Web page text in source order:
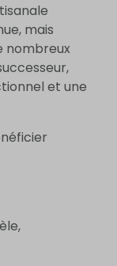
mais
nombreux
et une